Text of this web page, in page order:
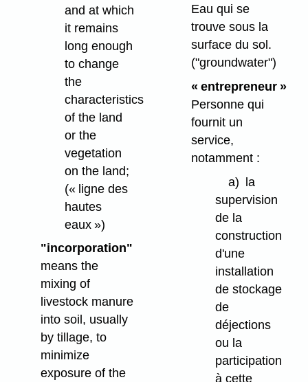
and at which
it remains
long enough
to change
the
characteristics
of the land
or the
vegetation
on the land;
(« ligne des
hautes
eaux »)
"incorporation"
means the
mixing of
livestock manure
into soil, usually
by tillage, to
minimize
exposure of the
Eau qui se
trouve sous la
surface du sol.
("groundwater")
« entrepreneur »
Personne qui
fournit un
service,
notamment :
a) la
supervision
de la
construction
d'une
installation
de stockage
de
déjections
ou la
participation
à cette